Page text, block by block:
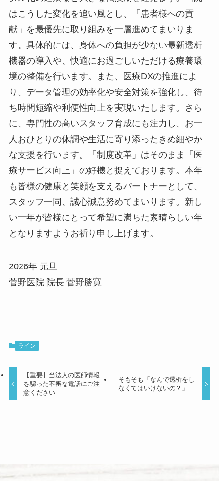
はこうした変化を追い風とし、「患者様への貢
献」を最優先に取り組みを一層進めてまいりま
す。具体的には、身体への負担が少ない最新透析
機器の導入や、快適にお過ごしいただける療養環
境の整備を行います。また、医療DXの推進によ
り、データ管理の効率化や安全対策を強化し、待
ち時間短縮や利便性向上を実現いたします。さら
に、専門性の高いスタッフ育成にも注力し、お一
人おひとりの体調や生活に寄り添ったきめ細やか
な支援を行います。「制度改革」はそのまま「医
療サービス向上」の好機と捉えております。本年
も皆様の健康と笑顔を支えるパートナーとして、
スタッフ一同、誠心誠意努めてまいります。新し
い一年が皆様にとって希望に満ちた素晴らしい年
となりますようお祈り申し上げます。
2026年 元旦
菅野医院 院長 菅野勝寛
ライン
【重要】当法人の医師情報
を騙った不審な電話にご注
意ください
そもそも「なんで透析をし
なくてはいけないの？」